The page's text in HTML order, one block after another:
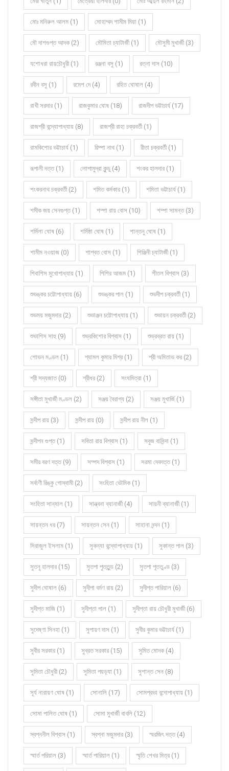
মোঃ মনিরুল আলম (1) মোহাম্মদ শামীম মিয়া (1)
মৌ দাশগুপ্ত আদক (2) মৌমিতা চ্যাটার্জী (1) মৌসুমী মুখার্জী (3)
যশোধরা রায়চৌধুরী (1) রঞ্জনা বসু (1) রত্না দাস (10)
রবীন বসু (1) রমেশ দে (4) রহিত ঘোষাল (4)
রাখী সরদার (1) রাজকুমার ঘোষ (18) রাজদীপ ভট্টাচার্য (17)
রাজশ্রী বন্দ্যোপাধ্যায় (8) রাজশ্রী রাহা চক্রবর্তী (1)
রামকিশোর ভট্টাচার্য (1) রিম্পা নাথ (1) রীতা চক্রবর্তী (1)
রূপালী দত্ত (1) লোপামুদ্রা কুন্ডু (4) শংকর হালদার (1)
শংকরনাথ চক্রবর্তী (2) শমিত কর্মকার (1) শমিতা ভট্টাচার্য (1)
শমীক জয় সেনগুপ্ত (1) শম্পা রায় বোস (10) শম্পা সামন্ত (3)
শর্মিলা ঘোষ (6) শর্মিষ্ঠা ঘোষ (1) শান্তনু ঘোষ (1)
শামীম নওয়াজ (0) শাশ্বত বোস (1) শিঞ্জিনী চ্যাটার্জী (1)
শিবাশিস মুখোপাধ্যায় (1) শিশির আজম (1) শীতল বিশ্বাস (3)
শুভঙ্কর চট্টোপাধ্যায় (6) শুভঙ্কর পাল (1) শুভদীপ চক্রবর্তী (1)
শুভময় মজুমদার (2) শুভাঞ্জন চট্টোপাধ্যায় (1) শুভায়ন চক্রবর্তী (2)
শুভাশিস সাহু (9) শুভ্রকিশোর বিশ্বাস (1) শুভ্রব্রত রায় (1)
শোভন মণ্ডল (1) শ্যামল কুমার মিশ্র (1) শ্রী অমিতাভ কর (2)
শ্রী সদ্যজাত (0) শ্রীধর (2) সংঘমিত্রা (1)
সঙ্গীতা মুখার্জী মণ্ডল (2) সঞ্জয় বৈরাগ্য (2) সঞ্জয় মুখার্জি (1)
সন্দীপ রায় (3) সন্দীপ রায় (0) সন্দীপ রায় নীল (1)
সন্দীপন গুপ্ত (1) সবিতা রায় বিশ্বাস (1) সবুজ বাসিন্দা (1)
সমীর বরণ দত্ত (9) সম্পদ বিশ্বাস (1) সরমা দেবদত্ত (1)
সর্বাণী রিঙ্কু গোস্বামী (2) সংহিতা ভৌমিক (1)
সংহিতা সান্যাল (1) সান্ত্বনা ব্যানার্জী (4) সায়নী ব্যানার্জী (1)
সায়ন্তন ধর (7) সায়ন্তন সেন (1) সাহানা নন্দন (1)
সিরাজুল ইসলাম (1) সুকন্যা বন্দ্যোপাধ্যায় (1) সুকান্ত পাল (3)
সুতনু হালদার (15) সুতপা পুততুন্ড (2) সুতপা পূততুণ্ড (3)
সুদীপ ঘোষাল (6) সুদীপা বর্মণ রায় (2) সুদীপ্ত পারিয়াল (6)
সুদীপ্ত মাজি (1) সুদীপ্তা পাল (1) সুদীপ্তা রায় চৌধুরী মুখার্জী (6)
সুদেষ্ণা সিনহা (1) সুপায়ণ দাস (1) সুবীর কুমার ভট্টাচার্য (1)
সুবীর সরকার (1) সুব্রত সরকার (15) সুমিত মোদক (4)
সুমিতা চৌধুরী (2) সুমিতা পয়ড়্যা (1) সুশান্ত সেন (8)
সূর্য নারায়ণ ঘোষ (1) সোনালি (17) সোমপ্রভা বন্দোপাধ্যায় (1)
সোমা পালিত ঘোষ (1) সোমা মুখার্জী বাবলি (12)
স্বপ্ননীল বিশ্বাস (1) স্বপ্না মজুমদার (3) স্মরজিৎ দত্ত (4)
স্মার্ত পরিয়াল (3) স্মার্ত পারিয়াল (1) স্মৃতি শেখর মিত্র (1)